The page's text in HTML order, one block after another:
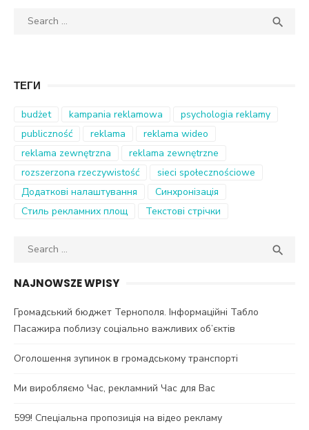
Search

ТЕГИ
budżet kampania reklamowa
psychologia reklamy
publiczność
reklama
reklama wideo
reklama zewnętrzna
reklama zewnętrzne
rozszerzona rzeczywistość
sieci społecznościowe
Додаткові налаштування
Синхронізація
Стиль рекламних площ
Текстові стрічки
Search

NAJNOWSZE WPISY
Громадський бюджет Тернополя. Інформаційні Табло
Пасажира поблизу соціально важливих об’єктів
Оголошення зупинок в громадському транспорті
Ми виробляємо Час, рекламний Час для Вас
599! Спеціальна пропозиція на відео рекламу